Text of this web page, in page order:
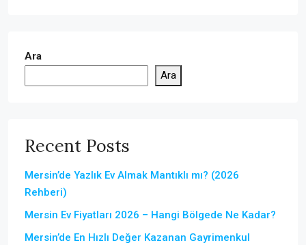
Ara
Ara
Recent Posts
Mersin’de Yazlık Ev Almak Mantıklı mı? (2026
Rehberi)
Mersin Ev Fiyatları 2026 – Hangi Bölgede Ne Kadar?
Mersin’de En Hızlı Değer Kazanan Gayrimenkul